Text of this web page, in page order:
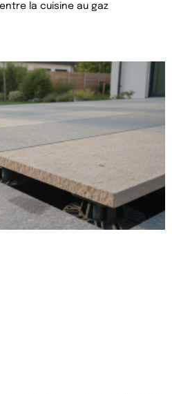
la cuisine au gaz